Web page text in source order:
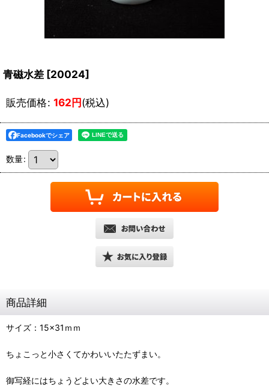
青磁水差 [20024]
販売価格: 162円(税込)
Facebookでシェア
数量:
商品詳細
サイズ：15×31ｍｍ
ちょこっと小さくてかわいいたたずまい。
御写経にはちょうどよい大きさの水差です。